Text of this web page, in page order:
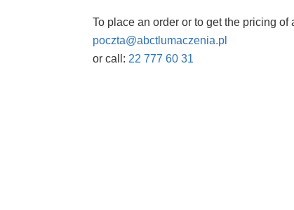
To place an order or to get the pricing
poczta@abctlumaczenia.pl
or call: 22 777 60 31